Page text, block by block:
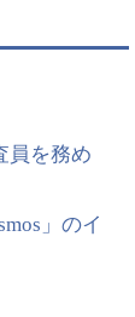
員を務め
」のイ